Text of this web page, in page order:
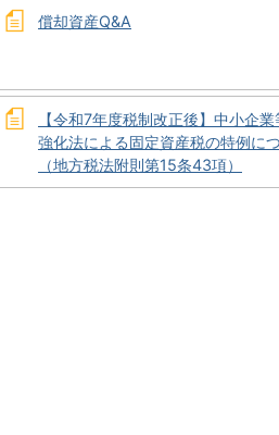
償却資産Q&A
【令和7年度税制改正後】中小企
強化法による固定資産税の特例に
（地方税法附則第15条43項）